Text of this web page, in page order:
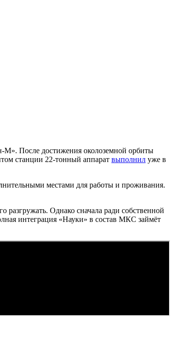
М». После достижения околоземной орбиты
станции 22-тонный аппарат выполнил уже в
местами для работы и проживания.
Однако сначала ради собственной
интеграция «Науки» в состав МКС займёт